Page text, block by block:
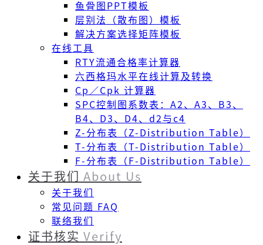
鱼骨图PPT模板
层别法（散布图）模板
解决方案选择矩阵模板
在线工具
RTY流通合格率计算器
六西格玛水平在线计算及转换
Cp／Cpk 计算器
SPC控制图系数表：A2、A3、B3、
B4、D3、D4、d2与c4
Z-分布表（Z-Distribution Table）
T-分布表（T-Distribution Table）
F-分布表（F-Distribution Table）
关于我们 About Us
关于我们
常见问题 FAQ
联络我们
证书核实 Verify